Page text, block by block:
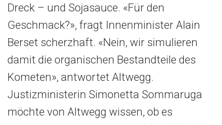
Dreck – und Sojasauce. «Für den
Geschmack?», fragt Innenminister Alain
Berset scherzhaft. «Nein, wir simulieren
damit die organischen Bestandteile des
Kometen», antwortet Altwegg.
Justizministerin Simonetta Sommaruga
möchte von Altwegg wissen, ob es